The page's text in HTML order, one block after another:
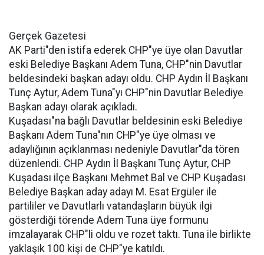
Gerçek Gazetesi
AK Parti"den istifa ederek CHP"ye üye olan Davutlar
eski Belediye Başkanı Adem Tuna, CHP"nin Davutlar
beldesindeki başkan adayı oldu. CHP Aydın İl Başkanı
Tunç Aytur, Adem Tuna"yı CHP"nin Davutlar Belediye
Başkan adayı olarak açıkladı.
Kuşadası"na bağlı Davutlar beldesinin eski Belediye
Başkanı Adem Tuna"nın CHP"ye üye olması ve
adaylığının açıklanması nedeniyle Davutlar"da tören
düzenlendi. CHP Aydın İl Başkanı Tunç Aytur, CHP
Kuşadası ilçe Başkanı Mehmet Bal ve CHP Kuşadası
Belediye Başkan aday adayı M. Esat Ergüler ile
partililer ve Davutlarlı vatandaşların büyük ilgi
gösterdiği törende Adem Tuna üye formunu
imzalayarak CHP"li oldu ve rozet taktı. Tuna ile birlikte
yaklaşık 100 kişi de CHP"ye katıldı.